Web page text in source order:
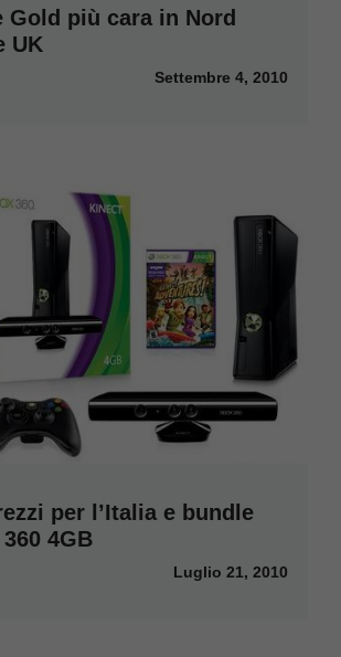
Gold più cara in Nord
UK
Settembre 4, 2010
per l’Italia e bundle
4GB
Luglio 21, 2010